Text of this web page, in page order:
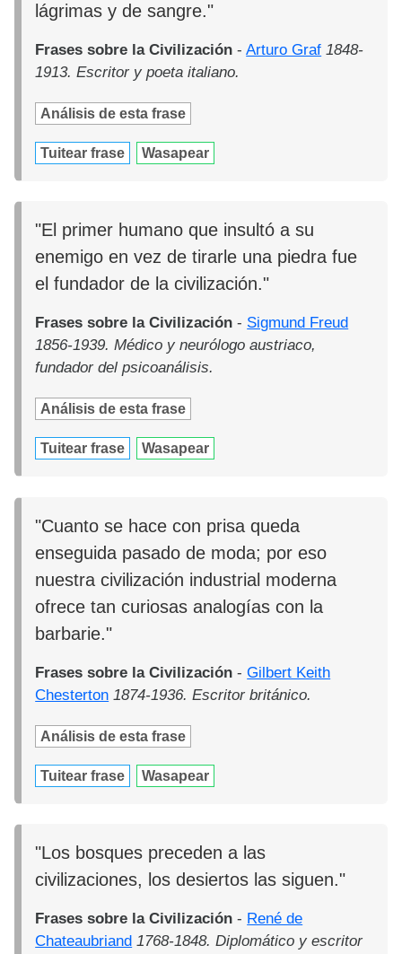
lágrimas y de sangre."
Frases sobre la Civilización -Arturo Graf 1848-
1913. Escritor y poeta italiano.
Análisis de esta frase
Tuitear frase Wasapear
"El primer humano que insultó a su
enemigo en vez de tirarle una piedra fue
el fundador de la civilización."
Frases sobre la Civilización - Sigmund Freud
1856-1939. Médico y neurólogo austriaco,
fundador del psicoanálisis.
Análisis de esta frase
Tuitear frase Wasapear
"Cuanto se hace con prisa queda
enseguida pasado de moda; por eso
nuestra civilización industrial moderna
ofrece tan curiosas analogías con la
barbarie."
Frases sobre la Civilización -Gilbert Keith
Chesterton 1874-1936. Escritor británico.
Análisis de esta frase
Tuitear frase Wasapear
"Los bosques preceden a las
civilizaciones, los desiertos las siguen."
Frases sobre la Civilización - René de
Chateaubriand 1768-1848. Diplomático y escritor